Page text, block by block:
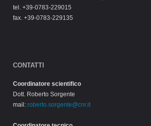
tel. +39-0783-229015
fax. +39-0783-229135
CONTATTI
Coordinatore scientifico
Dott. Roberto Sorgente
mail: roberto.sorgente@cnr.it